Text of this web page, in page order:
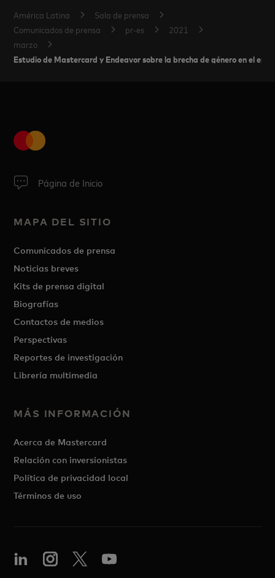
América Latina
Sala de prensa
Comunicados de prensa
pr-es
2021
marzo
Estudio de Mastercard y Endeavor sobre la brecha de género en el
Página de Inicio
MAPA DEL SITIO
Comunicados de prensa
Noticias breves
Kits de prensa digital
Biografías
Contactos de medios
Perspectivas
Reportes de investigación
Librería multimedia
MÁS INFORMACIÓN
Acerca de Mastercard
Relación con inversionistas
Política de privacidad local
Términos de uso